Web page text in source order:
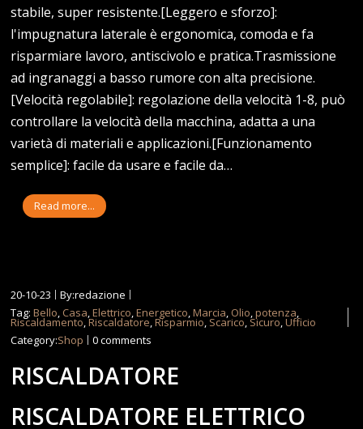
stabile, super resistente.[Leggero e sforzo]:
l'impugnatura laterale è ergonomica, comoda e fa
risparmiare lavoro, antiscivolo e pratica.Trasmissione
ad ingranaggi a basso rumore con alta precisione.
[Velocità regolabile]: regolazione della velocità 1-8, può
controllare la velocità della macchina, adatta a una
varietà di materiali e applicazioni.[Funzionamento
semplice]: facile da usare e facile da…
Read more...
20-10-23
By:redazione
Tag:Bello, Casa,Elettrico,Energetico,Marcia, Olio,potenza,
Riscaldamento,Riscaldatore,Risparmio, Scarico, Sicuro,Ufficio
Category:Shop 0 comments
RISCALDATORE
RISCALDATORE ELETTRICO